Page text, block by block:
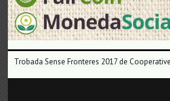
Trobada Sense Fronteres 2017 de